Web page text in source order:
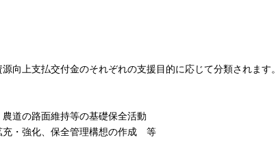
向上支払交付金のそれぞれの支援目的に応じて分類されます。
道の路面維持等の基礎保全活動
充・強化、保全管理構想の作成 等